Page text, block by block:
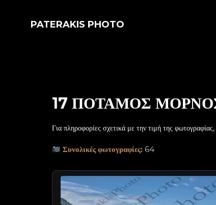
PATERAKIS PHOTO
17 ΠΟΤΑΜΟΣ
Για πληροφορίες σχετικά με την τιμή της
Συνολικές φωτογραφίες: 64